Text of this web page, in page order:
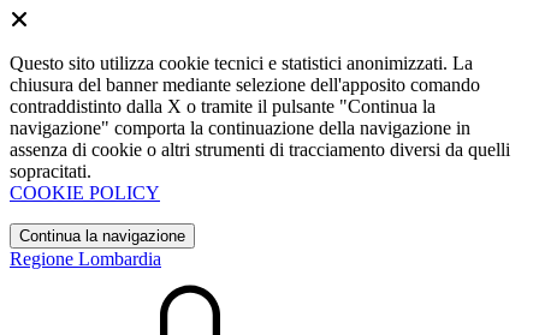
Questo sito utilizza cookie tecnici e statistici anonimizzati. La
chiusura del banner mediante selezione dell'apposito comando
contraddistinto dalla X o tramite il pulsante "Continua la
navigazione" comporta la continuazione della navigazione in
assenza di cookie o altri strumenti di tracciamento diversi da quelli
sopracitati.
COOKIE POLICY
Continua la navigazione
Regione Lombardia